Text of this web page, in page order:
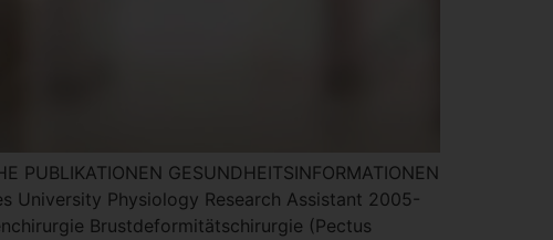
GESUNDHEITSINFORMATIONEN
University Physiology Research Assistant 2005-
Brustdeformitätschirurgie (Pectus